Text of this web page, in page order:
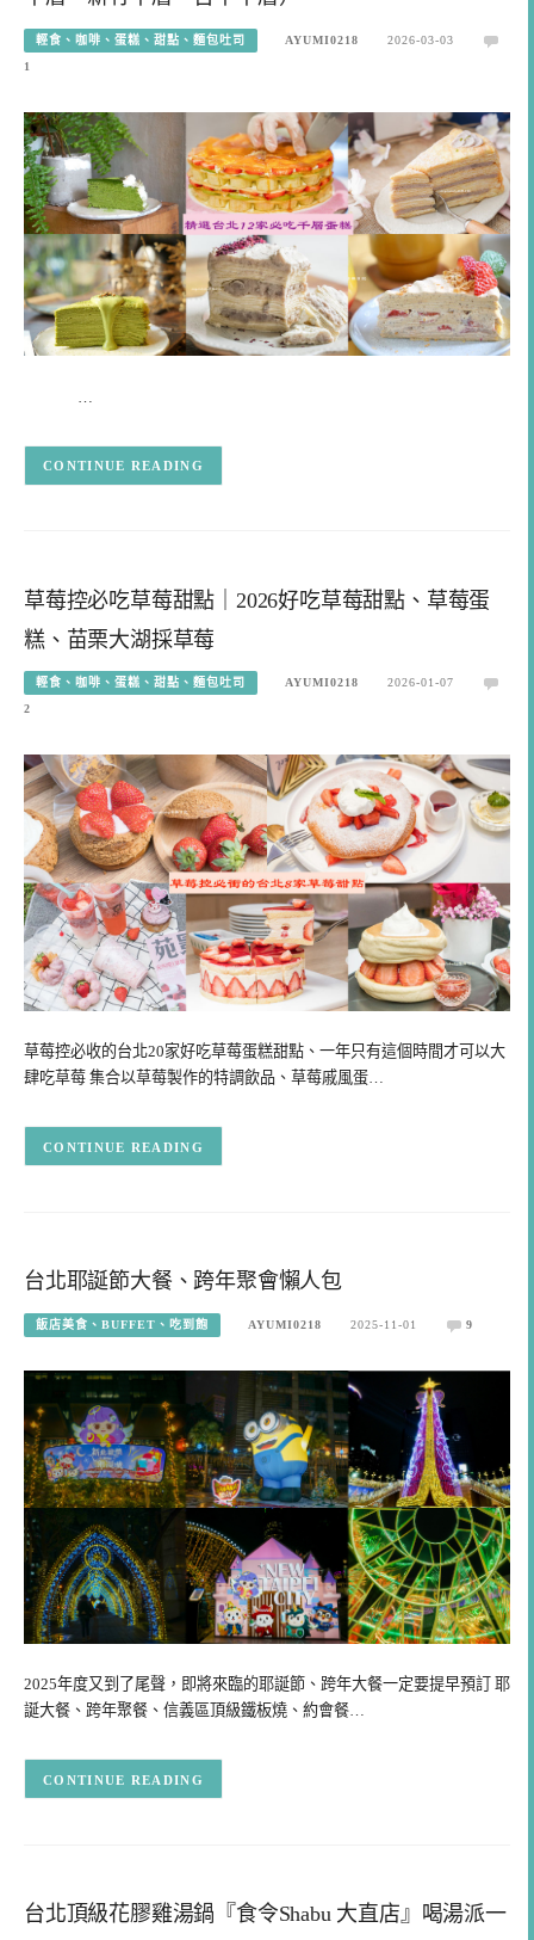
輕食、咖啡、蛋糕、甜點、麵包吐司 AYUMI0218
2026-03-03
1
CONTINUE READING
草莓控必吃草莓甜點｜2026好吃草莓甜點、草莓蛋
糕、苗栗大湖採草莓
輕食、咖啡、蛋糕、甜點、麵包吐司 AYUMI0218
2026-01-07
2
草莓控必收的台北20家好吃草莓蛋糕甜點、一年只有這個時間才可以大
肆吃草莓 集合以草莓製作的特調飲品、草莓戚風蛋…
CONTINUE READING
台北耶誕節大餐、跨年聚會懶人包
飯店美食、BUFFET、吃到飽 AYUMI0218 2025-11-01 9
2025年度又到了尾聲，即將來臨的耶誕節、跨年大餐一定要提早預訂 耶
誕大餐、跨年聚餐、信義區頂級鐵板燒、約會餐…
CONTINUE READING
台北頂級花膠雞湯鍋『食令Shabu 大直店』喝湯派一